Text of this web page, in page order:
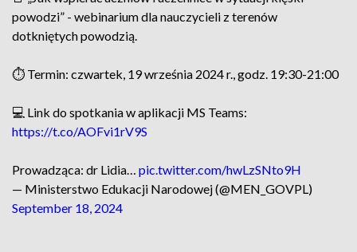
powodzi” - webinarium dla nauczycieli z terenów
dotkniętych powodzią.
⏱ Termin: czwartek, 19 września 2024 r., godz. 19:30-21:00
💻 Link do spotkania w aplikacji MS Teams:
https://t.co/AOFvi1rV9S
Prowadząca: dr Lidia… pic.twitter.com/hwLzSNto9H
— Ministerstwo Edukacji Narodowej (@MEN_GOVPL)
September 18, 2024